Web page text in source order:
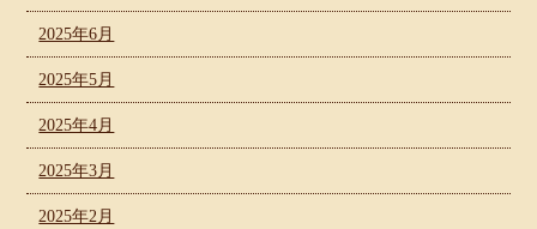
2025年6月
2025年5月
2025年4月
2025年3月
2025年2月